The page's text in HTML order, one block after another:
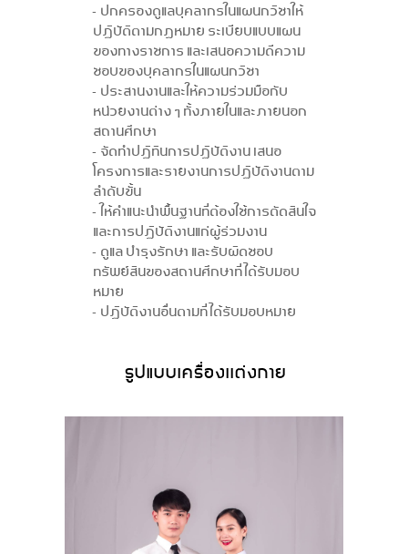
- ปกครองดูแลบุคลากรในแผนกวิชาให้
ปฏิบัติตามกฎหมาย ระเบียบแบบแผน
ของทางราชการ และเสนอความดีความ
ชอบของบุคลากรในแผนกวิชา
- ประสานงานและให้ความร่วมมือกับ
หน่วยงานต่าง ๆ ทั้งภายในและภายนอก
สถานศึกษา
- จัดทำปฏิทินการปฏิบัติงาน เสนอ
โครงการและรายงานการปฏิบัติงานตาม
ลำดับขั้น
- ให้คําแนะนําพื้นฐานที่ต้องใช้การตัดสินใจ
และการปฏิบัติงานแก่ผู้ร่วมงาน
- ดูแล บำรุงรักษา และรับผิดชอบ
ทรัพย์สินของสถานศึกษาที่ได้รับมอบ
หมาย
- ปฏิบัติงานอื่นตามที่ได้รับมอบหมาย
รูปแบบเครื่องเเต่งกาย